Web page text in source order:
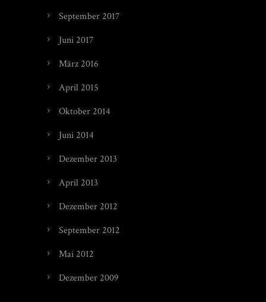
September 2017
Juni 2017
März 2016
April 2015
Oktober 2014
Juni 2014
Dezember 2013
April 2013
Dezember 2012
September 2012
Mai 2012
Dezember 2009